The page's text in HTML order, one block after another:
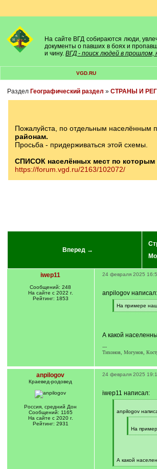
На сайте ВГД собираются люди,
документы о павших в боях и
и чину. ВГД - поиск людей в
VGD.RU
Раздел Географический раздел » СТРАНЫ И
Пожалуйста, по отдельным населённым
районам.
Просьба - придерживаться этой схемы.
СПИСОК населённых мест по
https://forum.vgd.ru/2163/102072/
Вперед →
iwep11
Сообщений: 248
На сайте с 2022 г.
Рейтинг: 1853
24 февраля 2025
anpilogov написал:
[
q
На примере
[
А какой
---
Тихонов, Могунов,
anpilogov
Краевед-родовед
Россия, средний Дон
Сообщений: 1165
На сайте с 2020 г.
Рейтинг: 2931
24 февраля 2025
iwep11 написал:
q
anpilogov
q
]
На
[
А какой
[